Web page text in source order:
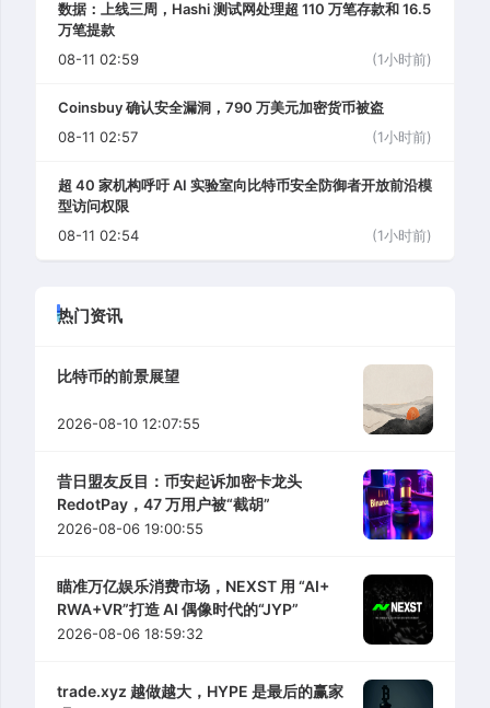
数据：上线三周，Hashi 测试网处理超 110 万笔存款和 16.5
万笔提款
08-11 02:59
(1小时前)
Coinsbuy 确认安全漏洞，790 万美元加密货币被盗
08-11 02:57
(1小时前)
超 40 家机构呼吁 AI 实验室向比特币安全防御者开放前沿模
型访问权限
08-11 02:54
(1小时前)
热门资讯
比特币的前景展望
2026-08-10 12:07:55
昔日盟友反目：币安起诉加密卡龙头
RedotPay，47 万用户被“截胡”
2026-08-06 19:00:55
瞄准万亿娱乐消费市场，NEXST 用 “AI+
RWA+VR”打造 AI 偶像时代的“JYP”
2026-08-06 18:59:32
trade.xyz 越做越大，HYPE 是最后的赢家